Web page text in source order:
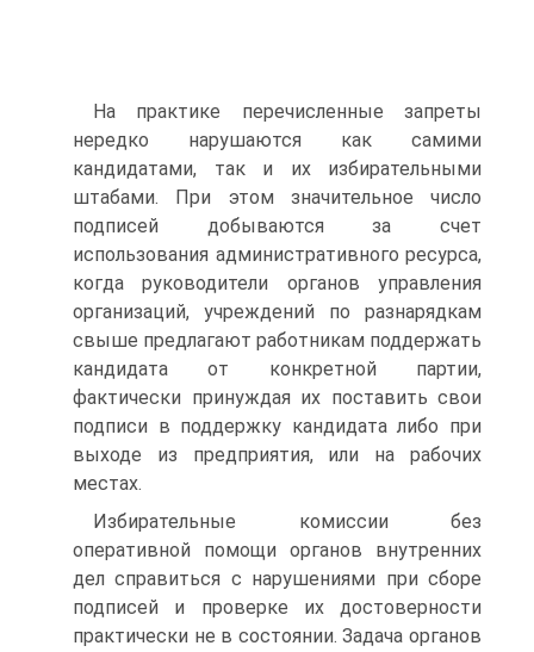
На практике перечисленные запреты
нередко нарушаются как самими
кандидатами, так и их избирательными
штабами. При этом значительное число
подписей добываются за счет
использования административного ресурса,
когда руководители органов управления
организаций, учреждений по разнарядкам
свыше предлагают работникам поддержать
кандидата от конкретной партии,
фактически принуждая их поставить свои
подписи в поддержку кандидата либо при
выходе из предприятия, или на рабочих
местах.
Избирательные комиссии без
оперативной помощи органов внутренних
дел справиться с нарушениями при сборе
подписей и проверке их достоверности
практически не в состоянии. Задача органов